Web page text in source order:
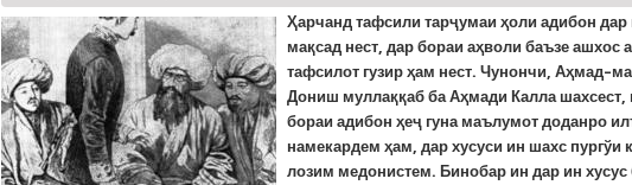
Ҳарчанд тафсили тарҷумаи ҳоли адибон
мақсад нест, дар бораи аҳволи баъзе ашхос
тафсилот гузир ҳам нест. Чунончи,
Дониш муллаққаб ба Аҳмади Калла шахсест,
бораи адибон ҳеҷ гуна маълумот доданро
намекардем ҳам, дар хусуси ин шахс пургўи
лозим медонистем. Бинобар ин дар ин